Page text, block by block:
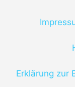
Erklärung zur